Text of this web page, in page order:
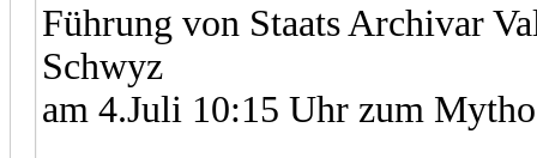
Führung von Staats Archivar
Schwyz
am 4.Juli 10:15 Uhr zum